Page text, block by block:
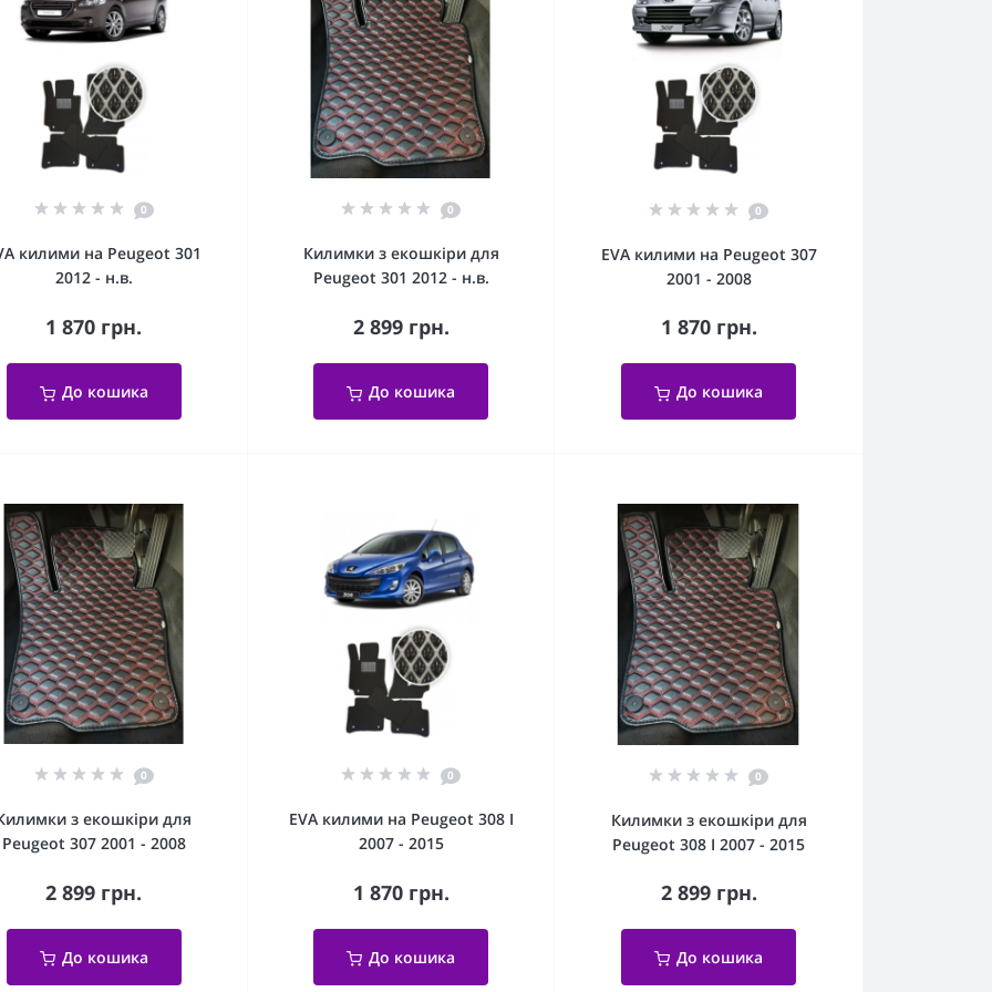
0
килими на Peugeot 301
2012 - н.в.
1 870 грн.
До кошика
0
Килимки з екошкіри для
Peugeot 301 2012 - н.в.
2 899 грн.
До кошика
0
EVA килими на Peugeot 307
2001 - 2008
1 870 грн.
До кошика
0
з екошкіри для
Peugeot 307 2001 - 2008
2 899 грн.
До кошика
0
EVA килими на Peugeot 308 I
2007 - 2015
1 870 грн.
До кошика
0
Килимки з екошкіри для
Peugeot 308 I 2007 - 2015
2 899 грн.
До кошика